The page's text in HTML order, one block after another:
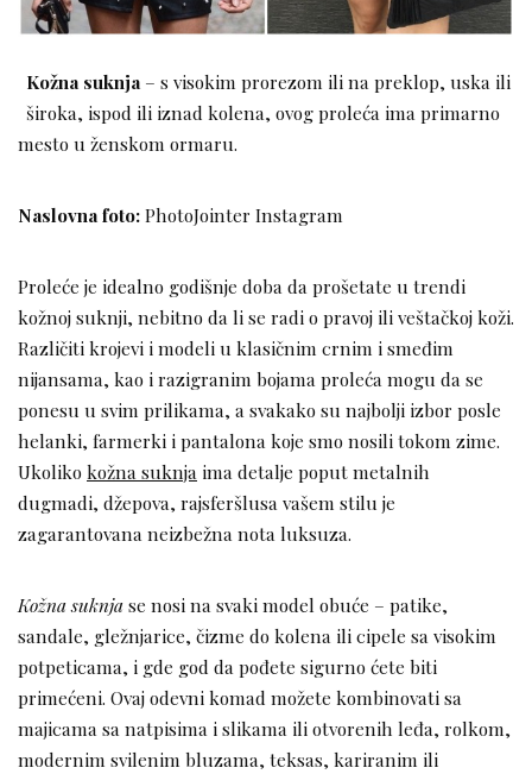
Kožna suknja – s visokim prorezom ili na preklop, uska ili
široka, ispod ili iznad kolena, ovog proleća ima primarno
mesto u ženskom ormaru.
Naslovna foto:PhotoJointer Instagram
Proleće je idealno godišnje doba da prošetate u trendi
kožnoj suknji, nebitno da li se radi o pravoj ili veštačkoj koži.
Različiti krojevi i modeli u klasičnim crnim i smeđim
nijansama, kao i razigranim bojama proleća mogu da se
ponesu u svim prilikama, a svakako su najbolji izbor posle
helanki, farmerki i pantalona koje smo nosili tokom zime.
Ukolikokožna suknja ima detalje poput metalnih
dugmadi, džepova, rajsferšlusa vašem stilu je
zagarantovana neizbežna nota luksuza.
Kožna suknjase nosi na svaki model obuće – patike,
sandale, gležnjarice, čizme do kolena ili cipele sa visokim
potpeticama, i gde god da pođete sigurno ćete biti
primećeni. Ovaj odevni komad možete kombinovati sa
majicama sa natpisima i slikama ili otvorenih leđa, rolkom,
modernim svilenim bluzama, teksas, kariranim ili